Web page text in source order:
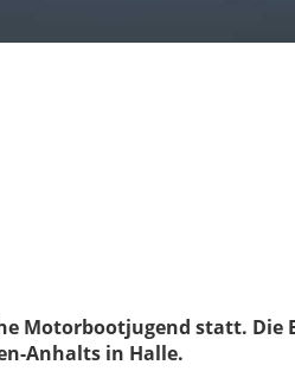
Motorbootjugend statt. Die
Anhalts in Halle.